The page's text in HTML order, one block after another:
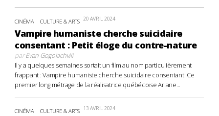
CINÉMA CULTURE & ARTS 20 AVRIL 2024
Vampire humaniste cherche suicidaire
consentant : Petit éloge du contre-nature
parEvan Gogolachvili
Il y a quelques semaines sortait un film au nom particulièrement
frappant : Vampire humaniste cherche suicidaire consentant. Ce
premier long métrage de la réalisatrice québécoise Ariane...
CINÉMA CULTURE & ARTS 13 AVRIL 2024